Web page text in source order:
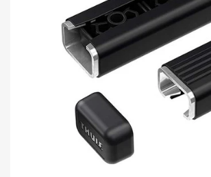
EV Udstyr
Maling
Bilstereo
Transport Udstyr